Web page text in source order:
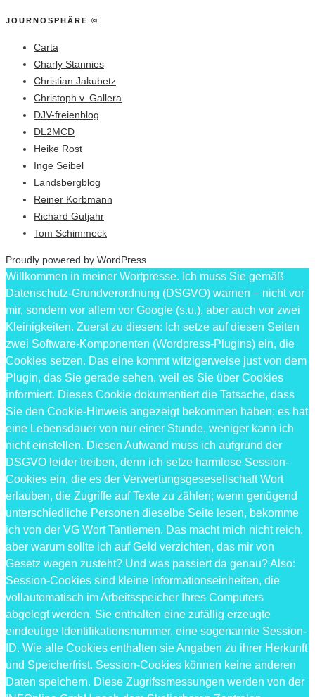
JOURNOSPHÄRE ©
Carta
Charly Stannies
Christian Jakubetz
Christoph v. Gallera
DJV-freienblog
DL2MCD
Heike Rost
Inge Seibel
Landsbergblog
Reiner Korbmann
Richard Gutjahr
Tom Schimmeck
Proudly powered by WordPress
Willkommen in meiner Wortpresse. Ich muss Sie gemäß
Datenschutz-Grundverordnung (DSGVO) warnen – nicht vor
mir, sondern vor allem vor Google (s.u.), aber auch vor zwei
Kleinigkeiten. Zuerst zu diesen: Ich setze auf diesen Seiten
zwei Software-Komponenten (Wordpress-Plugins) ein, die
Cookies setzen. Das eine kommt witzigerweise just von dem
Plugin, das Sie gerade sehen, weil es Sie über Cookies
informiert. Dieses Cookie dokumentiert die Tatsache, dass
Sie den Cookie-Hinweis angezeigt bekommen haben; es hat
eine Lebensdauer von nur einer Stunde, weniger kann ich
nicht einstellen. Diesen Aufwand muss ich aufgrund der
DSGVO leider treiben, denn ich setze harmlose Session-
Cookies ein, die es der Verwertungsgesesellschaft Wort
erlauben, die Zugriffe auf Texte zu zählen; wenn genügend
unterschiedliche Personen dieselbe Seite lesen, bekomme
ich von der VG Wort Tantiemen. Das macht mich nicht reich,
aber warum sollte ich auf Geld verzichten, das mir von
Gesetz wegen zusteht? Und was passiert da genau? Also:
Session-Cookies sind kleine Informationseinheiten, die
vollautomatisch im Arbeitsspeicher Ihres Computers
abgelegt werden. Sie enthalten eine zufällig erzeugte
eindeutige Identifikationsnummer, eine sogenannte Session-
ID. Wie alle Cookies enthalten sie Angaben zu ihrer Herkunft
und Speicherfrist. Session-Cookies können keine anderen
Daten speichern. Diese Zugrifssmessungen werden von der